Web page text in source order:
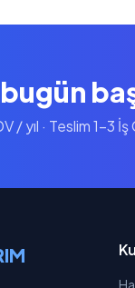
/ yıl · Teslim 1-3